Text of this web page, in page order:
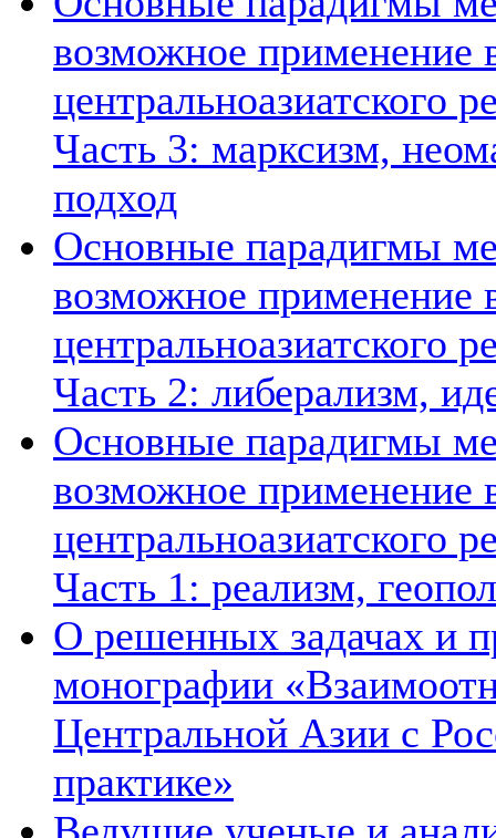
возможное применение
центральноазиатского
Часть 3: марксизм,
подход
Основные парадигмы
возможное применение
центральноазиатского
Часть 2: либерализм,
Основные парадигмы
возможное применение
центральноазиатского
Часть 1: реализм,
О решенных задачах и
монографии
Центральной Азии с
практике»